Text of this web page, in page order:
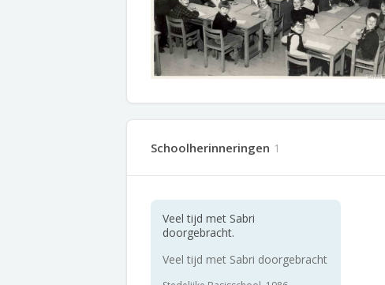
Schoolherinneringen 1
Veel tijd met Sabri
doorgebracht.
Veel tijd met Sabri doorgebracht